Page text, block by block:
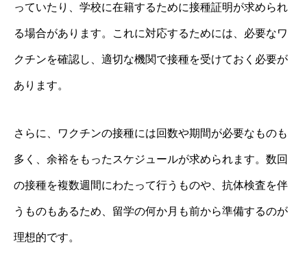
っていたり、学校に在籍するために接種証明が求められ
る場合があります。これに対応するためには、必要なワ
クチンを確認し、適切な機関で接種を受けておく必要が
あります。
さらに、ワクチンの接種には回数や期間が必要なものも
多く、余裕をもったスケジュールが求められます。数回
の接種を複数週間にわたって行うものや、抗体検査を伴
うものもあるため、留学の何か月も前から準備するのが
理想的です。